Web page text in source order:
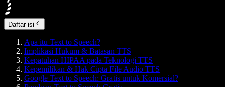
Daftar isi
Apa itu Text to Speech?
Implikasi Hukum & Batasan TTS
Kepatuhan HIPAA pada Teknologi TTS
Kepemilikan & Hak Cipta File Audio TTS
Google Text to Speech: Gratis untuk Komersial?